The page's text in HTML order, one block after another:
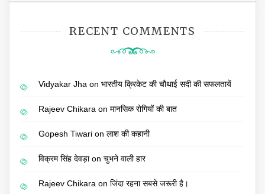
RECENT COMMENTS
Vidyakar Jha on भारतीय क्रिकेट की चौथाई सदी की सफलतायें
Rajeev Chikara on मानसिक रोगियों की बात
Gopesh Tiwari on लाश की कहानी
विक्रम सिंह देवड़ाon चुभने वाली हार
Rajeev Chikara on जिंदा रहना सबसे जरूरी है।